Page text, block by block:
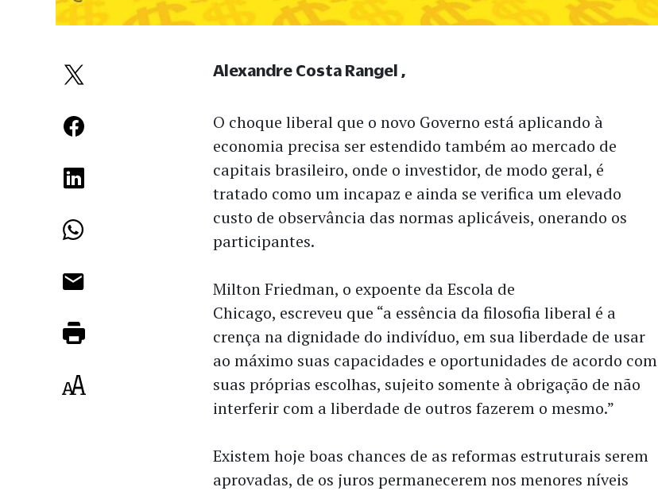
O choque liberal que o novo Governo está aplicando à
economia precisa ser estendido também ao mercado de
capitais brasileiro, onde o investidor, de modo geral, é
tratado como um incapaz e ainda se verifica um elevado
custo de observância das normas aplicáveis, onerando os
participantes.
Milton Friedman, o expoente da Escola de
Chicago, escreveu que “a essência da filosofia liberal é a
crença na dignidade do indivíduo, em sua liberdade de usar
ao máximo suas capacidades e oportunidades de acordo com
suas próprias escolhas, sujeito somente à obrigação de não
interferir com a liberdade de outros fazerem o mesmo.”
Existem hoje boas chances de as reformas estruturais serem
aprovadas, de os juros permanecerem nos menores níveis
Alexandre Costa Rangel